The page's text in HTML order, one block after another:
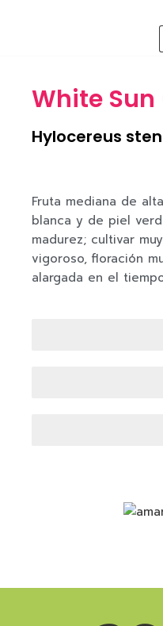
White Sun
Hylocereus
Fruta mediana de
blanca y de piel
madurez; cultivar
vigoroso, floración
alargada en el